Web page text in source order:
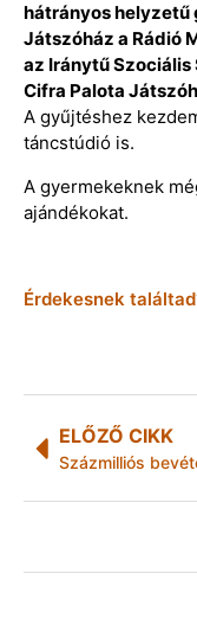
hátrányos helyzetű
Játszóház a Rádió
az Iránytű Szociális
Cifra Palota
A gyűjtéshez
táncstúdió is.
A gyermekeknek
ajándékokat.
Érdekesnek
ELŐZŐ CIKK